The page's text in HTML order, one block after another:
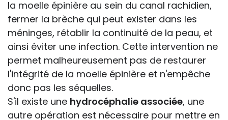
la moelle épinière au sein du canal rachidien,
fermer la brèche qui peut exister dans les
méninges, rétablir la continuité de la peau, et
ainsi éviter une infection. Cette intervention ne
permet malheureusement pas de restaurer
l'intégrité de la moelle épinière et n'empêche
donc pas les séquelles.
S'il existe une hydrocéphalie associée, une
autre opération est nécessaire pour mettre en